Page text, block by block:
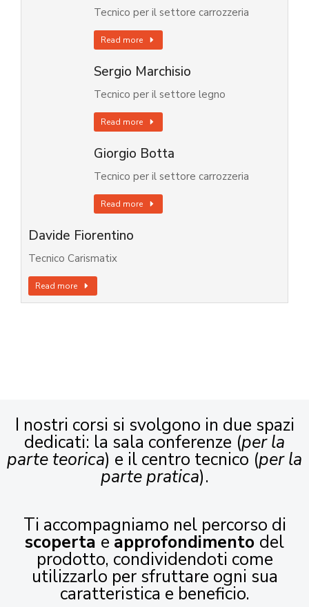
Tecnico per il settore carrozzeria
Read more
Sergio Marchisio
Tecnico per il settore legno
Read more
Giorgio Botta
Tecnico per il settore carrozzeria
Read more
Davide Fiorentino
Tecnico Carismatix
Read more
I nostri corsi si svolgono in due spazi
dedicati: la sala conferenze (per la
parte teorica) e il centro tecnico (per la
parte pratica).
Ti accompagniamo nel percorso di
scoperta e approfondimento del
prodotto, condividendoti come
utilizzarlo per sfruttare ogni sua
caratteristica e beneficio.